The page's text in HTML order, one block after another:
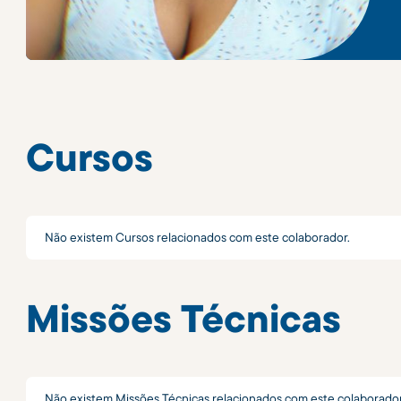
Cursos
Não existem Cursos relacionados com este colaborador.
Missões Técnicas